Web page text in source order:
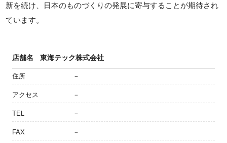
新を続け、日本のものづくりの発展に寄与することが期待され
ています。
店舗名 東海テック株式会社
住所 －
アクセス －
TEL －
FAX －